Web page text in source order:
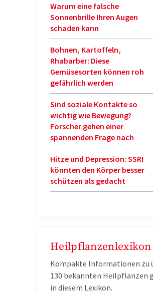
Warum eine falsche
Sonnenbrille Ihren Augen
schaden kann
Bohnen, Kartoffeln,
Rhabarber: Diese
Gemüsesorten können roh
gefährlich werden
Sind soziale Kontakte so
wichtig wie Bewegung?
Forscher gehen einer
spannenden Frage nach
Hitze und Depression: SSRI
könnten den Körper besser
schützen als gedacht
Heilpflanzenlexikon
Kompakte Informationen zu
130 bekannten Heilpflanzen
in diesem Lexikon.